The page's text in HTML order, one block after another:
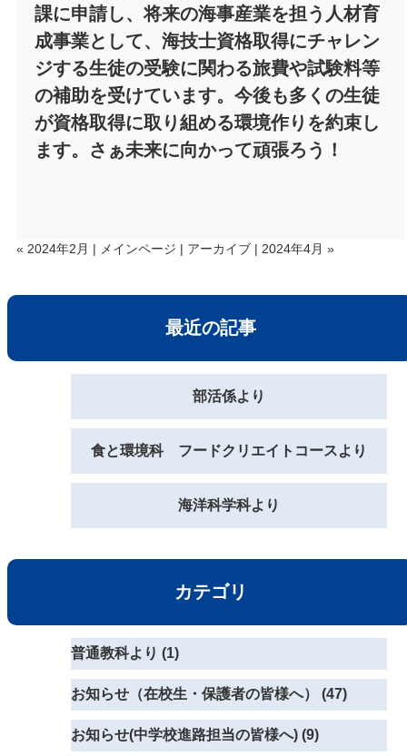
課に申請し、将来の海事産業を担う人材育
成事業として、海技士資格取得にチャレン
ジする生徒の受験に関わる旅費や試験料等
の補助を受けています。今後も多くの生徒
が資格取得に取り組める環境作りを約束し
ます。さぁ未来に向かって頑張ろう！
« 2024年2月 | メインページ | アーカイブ | 2024年4月 »
最近の記事
部活係より
食と環境科 フードクリエイトコースより
海洋科学科より
カテゴリ
普通教科より (1)
お知らせ（在校生・保護者の皆様へ） (47)
お知らせ(中学校進路担当の皆様へ) (9)